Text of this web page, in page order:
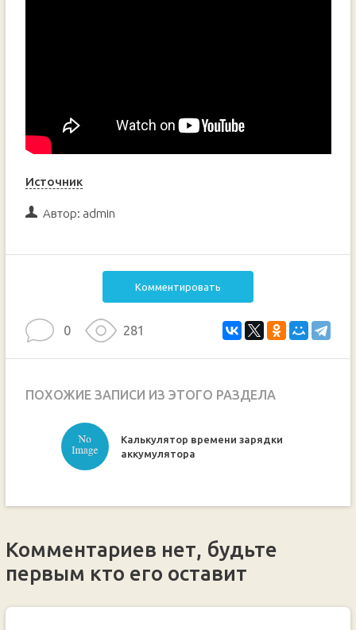
Источник
Автор: admin
Комментировать
0 281
ПОХОЖИЕ ЗАПИСИ ИЗ ЭТОГО РАЗДЕЛА
Калькулятор времени зарядки
аккумулятора
Комментариев нет, будьте
первым кто его оставит